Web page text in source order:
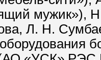
мужик»),
Л. Н.